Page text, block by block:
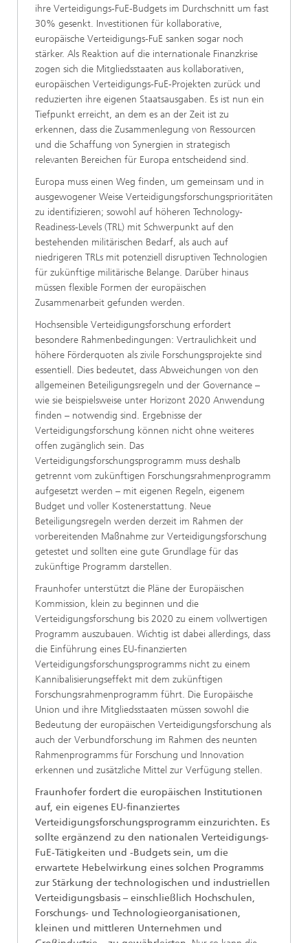
ihre Verteidigungs-FuE-Budgets im Durchschnitt um fast
30% gesenkt. Investitionen für kollaborative,
europäische Verteidigungs-FuE sanken sogar noch
stärker. Als Reaktion auf die internationale Finanzkrise
zogen sich die Mitgliedsstaaten aus kollaborativen,
europäischen Verteidigungs-FuE-Projekten zurück und
reduzierten ihre eigenen Staatsausgaben. Es ist nun ein
Tiefpunkt erreicht, an dem es an der Zeit ist zu
erkennen, dass die Zusammenlegung von Ressourcen
und die Schaffung von Synergien in strategisch
relevanten Bereichen für Europa entscheidend sind.
Europa muss einen Weg finden, um gemeinsam und in
ausgewogener Weise Verteidigungsforschungsprioritäten
zu identifizieren; sowohl auf höheren Technology-
Readiness-Levels (TRL) mit Schwerpunkt auf den
bestehenden militärischen Bedarf, als auch auf
niedrigeren TRLs mit potenziell disruptiven Technologien
für zukünftige militärische Belange. Darüber hinaus
müssen flexible Formen der europäischen
Zusammenarbeit gefunden werden.
Hochsensible Verteidigungsforschung erfordert
besondere Rahmenbedingungen: Vertraulichkeit und
höhere Förderquoten als zivile Forschungsprojekte sind
essentiell. Dies bedeutet, dass Abweichungen von den
allgemeinen Beteiligungsregeln und der Governance –
wie sie beispielsweise unter Horizont 2020 Anwendung
finden – notwendig sind. Ergebnisse der
Verteidigungsforschung können nicht ohne weiteres
offen zugänglich sein. Das
Verteidigungsforschungsprogramm muss deshalb
getrennt vom zukünftigen Forschungsrahmenprogramm
aufgesetzt werden – mit eigenen Regeln, eigenem
Budget und voller Kostenerstattung. Neue
Beteiligungsregeln werden derzeit im Rahmen der
vorbereitenden Maßnahme zur Verteidigungsforschung
getestet und sollten eine gute Grundlage für das
zukünftige Programm darstellen.
Fraunhofer unterstützt die Pläne der Europäischen
Kommission, klein zu beginnen und die
Verteidigungsforschung bis 2020 zu einem vollwertigen
Programm auszubauen. Wichtig ist dabei allerdings, dass
die Einführung eines EU-finanzierten
Verteidigungsforschungsprogramms nicht zu einem
Kannibalisierungseffekt mit dem zukünftigen
Forschungsrahmenprogramm führt. Die Europäische
Union und ihre Mitgliedsstaaten müssen sowohl die
Bedeutung der europäischen Verteidigungsforschung als
auch der Verbundforschung im Rahmen des neunten
Rahmenprogramms für Forschung und Innovation
erkennen und zusätzliche Mittel zur Verfügung stellen.
Fraunhofer fordert die europäischen Institutionen
auf, ein eigenes EU-finanziertes
Verteidigungsforschungsprogramm einzurichten. Es
sollte ergänzend zu den nationalen Verteidigungs-
FuE-Tätigkeiten und -Budgets sein, um die
erwartete Hebelwirkung eines solchen Programms
zur Stärkung der technologischen und industriellen
Verteidigungsbasis – einschließlich Hochschulen,
Forschungs- und Technologieorganisationen,
kleinen und mittleren Unternehmen und